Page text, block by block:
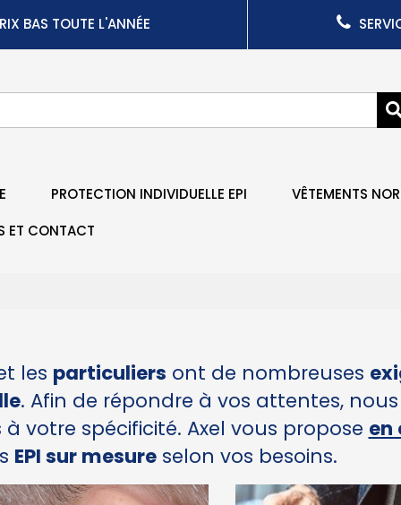
BAS TOUTE L'ANNÉE
PROTECTION INDIVIDUELLE EPI
VÊTEMENTS
ET CONTACT
les particuliers ont de nombreuses
. Afin de répondre à vos attentes,
votre spécificité. Axel vous propose en
EPI sur mesureselon vos besoins.